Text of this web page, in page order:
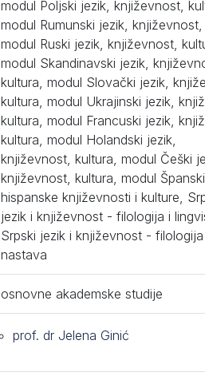
modul Poljski jezik, književnost,
modul Rumunski jezik,
modul Ruski jezik, književnost,
modul Skandinavski jezik,
kultura, modul Slovački jezik,
kultura, modul Ukrajinski jezik,
kultura, modul Francuski jezik,
kultura, modul Holandski jezik,
književnost, kultura, modul Češki
književnost, kultura, modul
hispanske književnosti i kulture,
jezik i književnost - filologija i
Srpski jezik i književnost -
nastava
osnovne akademske studije
prof. dr Jelena Ginić